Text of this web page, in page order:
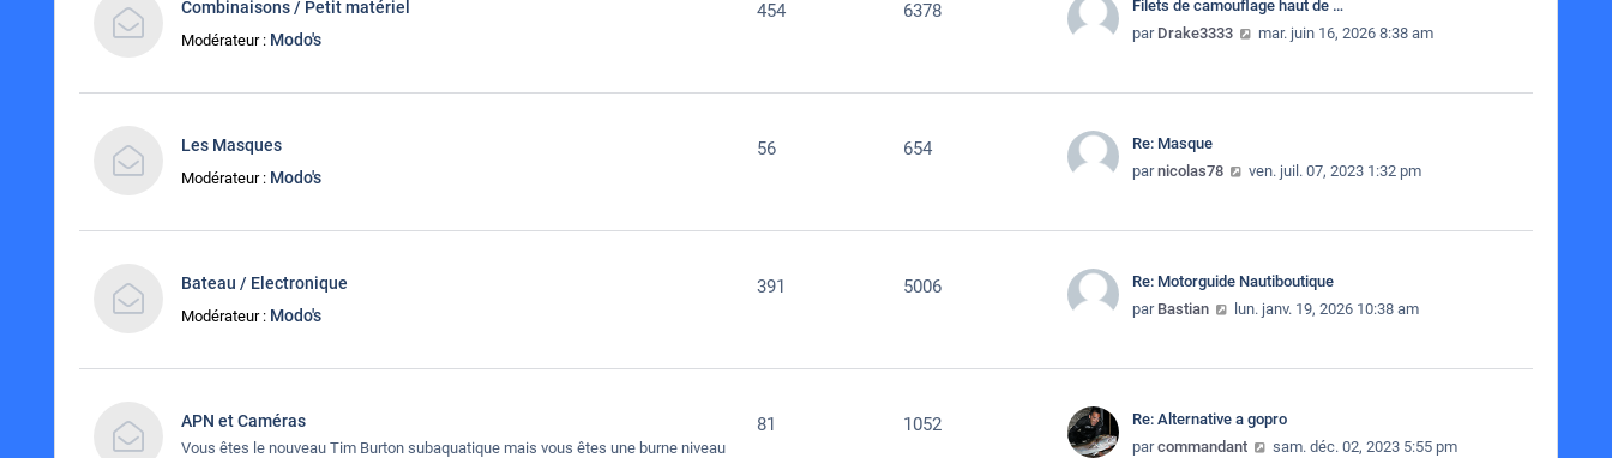
Combinaisons / Petit matériel
Modérateur : Modo's
454 6378
Filets de camouflage haut de …
par Drake3333 Consulter le dernier message
mar. juin 16, 2026 8:38 am
Les Masques
Modérateur : Modo's
56 654
Re: Masque
parnicolas78 Consulter le dernier message
ven. juil. 07, 2023 1:32 pm
Bateau / Electronique
Modérateur : Modo's
391 5006
Re: Motorguide Nautiboutique
par Bastian Consulter le dernier message
lun. janv. 19, 2026 10:38 am
APN et Caméras
Vous êtes le nouveau Tim Burton subaquatique mais vous êtes une burne niveau
81 1052
Re: Alternative a gopro
parcommandant Consulter le dernier message
sam. déc. 02, 2023 5:55 pm